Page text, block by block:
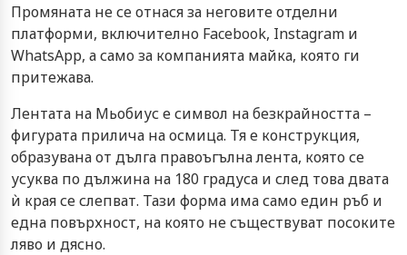
Промяната не се отнася за неговите отделни
платформи, включително Facebook, Instagram и
WhatsApp, а само за компанията майка, която ги
притежава.
Лентата на Мьобиус е символ на безкрайността –
фигурата прилича на осмица. Тя е конструкция,
образувана от дълга правоъгълна лента, която се
усуква по дължина на 180 градуса и след това двата
ѝ края се слепват. Тази форма има само един ръб и
една повърхност, на която не съществуват посоките
ляво и дясно.